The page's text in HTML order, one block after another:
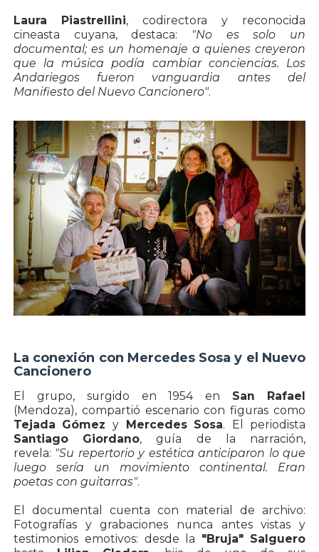
Laura Piastrellini, codirectora y reconocida
cineasta cuyana, destaca: "No es solo un
documental; es un homenaje a quienes creyeron
que la música podía cambiar conciencias. Los
Andariegos fueron vanguardia antes del
Manifiesto del Nuevo Cancionero".
La conexión con Mercedes Sosa y el Nuevo
Cancionero
El grupo, surgido en 1954 en San Rafael
(Mendoza), compartió escenario con figuras como
Tejada Gómez y Mercedes Sosa. El periodista
Santiago Giordano, guía de la narración,
revela: "Su repertorio y estética anticiparon lo que
luego sería un movimiento continental. Eran
poetas con guitarras".
El documental cuenta con material de archivo:
Fotografías y grabaciones nunca antes vistas y
testimonios emotivos: desde la "Bruja" Salguero